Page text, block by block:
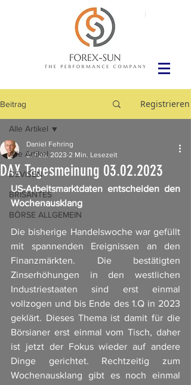
Beitrag Registrieren
Alle Artikel
DEVISEN
BRISANTES
BÖRSE ALLGEMEIN
Alle Artikel
DAX Tagesmeinung 03.02.2023
Daniel Fehring
3. Feb. 2023 2 Min. Lesezeit
US-Arbeitsmarktdaten entscheiden den
Wochenausklang
Die bisherige Handelswoche war gefüllt
mit spannenden Ereignissen an den
Finanzmärkten. Die bestätigten
Zinserhöhungen in den westlichen
Industriestaaten sind erst einmal
vollzogen und bis Ende des 1.Q in 2023
geklärt. Dieses Thema ist damit für die
Börsianer erst einmal vom Tisch, daher
ist jetzt der Fokus wieder auf andere
Dinge gerichtet. Rechtzeitig zum
Wochenausklang gibt es noch einmal